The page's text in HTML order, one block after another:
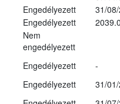
Engedélyezett
31/
Engedélyezett
Nem
engedélyezett
Engedélyezett
-
Engedélyezett
31/